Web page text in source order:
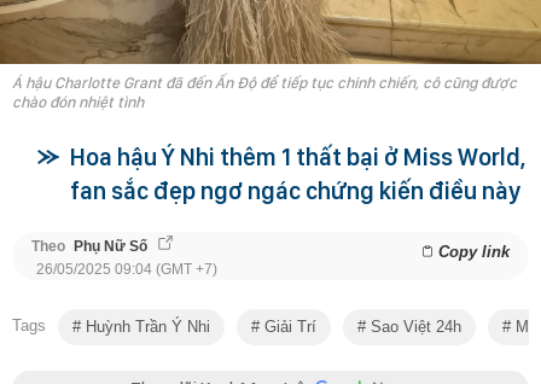
Á hậu Charlotte Grant đã đến Ấn Độ để tiếp tục chinh chiến, cô cũng được
chào đón nhiệt tình
Hoa hậu Ý Nhi thêm 1 thất bại ở Miss World,
fan sắc đẹp ngơ ngác chứng kiến điều này
Theo Phụ Nữ Số Copy link
26/05/2025 09:04 (GMT +7)
Tags Huỳnh Trần Ý Nhi Giải Trí Sao Việt 24h